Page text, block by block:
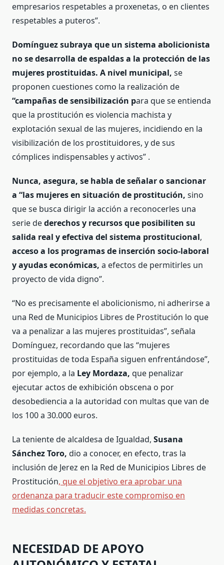
empresarios respetables a proxenetas, o en clientes
respetables a puteros”.
Domínguez subraya que un sistema abolicionista
no se desarrolla de espaldas a la protección de las
mujeres prostituidas. A nivel municipal, se
proponen cuestiones como la realización de
“campañas de sensibilización para que se entienda
que la prostitución es violencia machista y
explotación sexual de las mujeres, incidiendo en la
visibilización de los prostituidores, y de sus
cómplices indispensables y activos” .
Nunca, asegura, se habla de señalar o sancionar
a “las mujeres en situación de prostitución, sino
que se busca dirigir la acción a reconocerles una
serie dederechos y recursos que posibiliten su
salida real y efectiva del sistema prostitucional,
acceso a los programas de inserción socio-laboral
y ayudas económicas, a efectos de permitirles un
proyecto de vida digno”.
“No es precisamente el abolicionismo, ni adherirse a
una Red de Municipios Libres de Prostitución lo que
va a penalizar a las mujeres prostituidas”, señala
Domínguez, recordando que las “mujeres
prostituidas de toda España siguen enfrentándose”,
por ejemplo, a la Ley Mordaza, que penalizar
ejecutar actos de exhibición obscena o por
desobediencia a la autoridad con multas que van de
los 100 a 30.000 euros.
La teniente de alcaldesa de Igualdad, Susana
Sánchez Toro, dio a conocer, en efecto, tras la
inclusión de Jerez en la Red de Municipios Libres de
Prostitución, que el objetivo era aprobar una
ordenanza para traducir este compromiso en
medidas concretas.
NECESIDAD DE APOYO